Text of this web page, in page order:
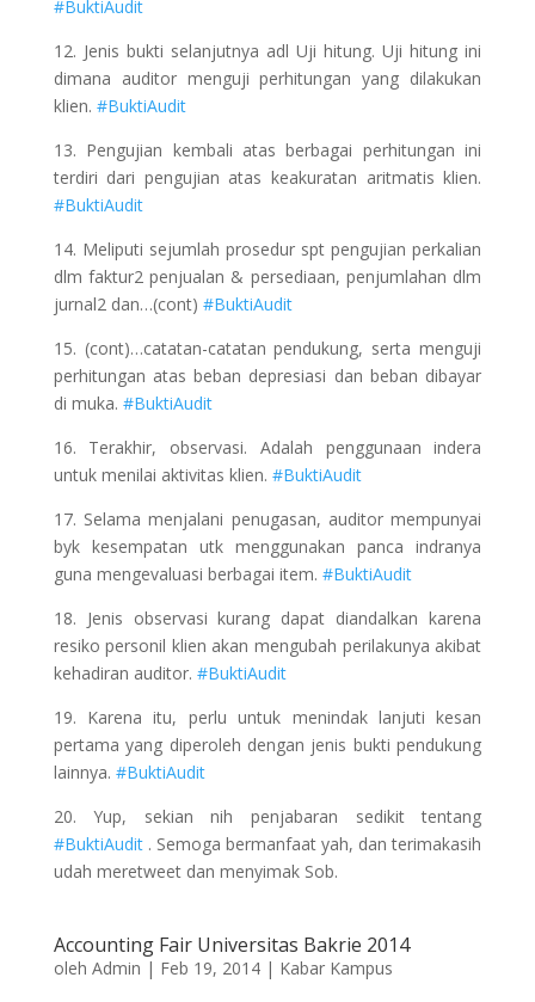
#BuktiAudit
12. Jenis bukti selanjutnya adl Uji hitung. Uji hitung ini
dimana auditor menguji perhitungan yang dilakukan
klien. #BuktiAudit
13. Pengujian kembali atas berbagai perhitungan ini
terdiri dari pengujian atas keakuratan aritmatis klien.
#BuktiAudit
14. Meliputi sejumlah prosedur spt pengujian perkalian
dlm faktur2 penjualan & persediaan, penjumlahan dlm
jurnal2 dan…(cont) #BuktiAudit
15. (cont)…catatan-catatan pendukung, serta menguji
perhitungan atas beban depresiasi dan beban dibayar
di muka. #BuktiAudit
16. Terakhir, observasi. Adalah penggunaan indera
untuk menilai aktivitas klien. #BuktiAudit
17. Selama menjalani penugasan, auditor mempunyai
byk kesempatan utk menggunakan panca indranya
guna mengevaluasi berbagai item. #BuktiAudit
18. Jenis observasi kurang dapat diandalkan karena
resiko personil klien akan mengubah perilakunya akibat
kehadiran auditor. #BuktiAudit
19. Karena itu, perlu untuk menindak lanjuti kesan
pertama yang diperoleh dengan jenis bukti pendukung
lainnya. #BuktiAudit
20. Yup, sekian nih penjabaran sedikit tentang
#BuktiAudit. Semoga bermanfaat yah, dan terimakasih
udah meretweet dan menyimak Sob.
Accounting Fair Universitas Bakrie 2014
oleh Admin | Feb 19, 2014| Kabar Kampus